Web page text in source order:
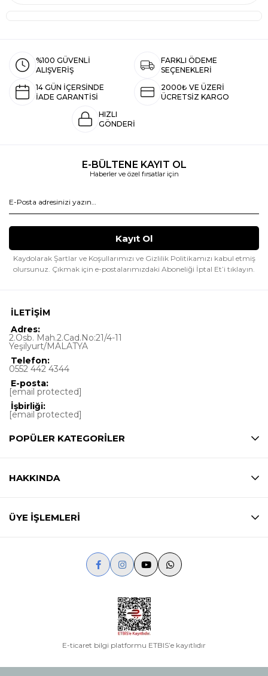
%100 GÜVENLİ
ALIŞVERİŞ
FARKLI ÖDEME
SEÇENEKLERİ
14 GÜN İÇERSİNDE
İADE GARANTİSİ
2000₺ VE ÜZERİ
ÜCRETSİZ KARGO
HIZLI
GÖNDERİ
E-BÜLTENE KAYIT OL
Haberler ve özel fırsatlar için
Kaydolarak Şartlar ve Koşullarımızı ve Gizlilik Politikamızı kabul etmiş
olursunuz. Çıkmak için e-postalarımızdaki Aboneliği İptal Et’i tıklayın.
İLETİŞİM
Adres:
2.Osb. Mah.2.Cad.No:21/4-11
Yeşilyurt/MALATYA
Telefon:
0552 442 4344
E-posta:
[email protected]
İşbirliği:
[email protected]
POPÜLER KATEGORİLER
HAKKINDA
ÜYE İŞLEMLERİ
E-ticaret bilgi platformu ETBIS’e kayıtlıdır